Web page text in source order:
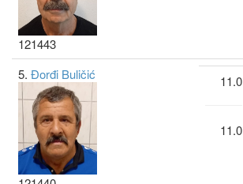
121443
5. Đorđi Buličić 11.0
11.0